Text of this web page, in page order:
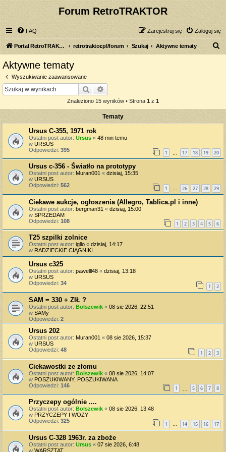
Forum RetroTRAKTOR
FAQ Zaloguj się
Zarejestruj się
Portal RetroTRAKTOR.pl retrotraktor.pl/forum Szukaj Aktywne tematy
Aktywne tematy
Wyszukiwanie zaawansowane
Szukaj
Znaleziono 15 wyników • Strona 1 z 1
Tematy
Ursus C-355, 1971 rok
Ostatni post autor: Ursus « 48 min temu
w URSUS
Odpowiedzi: 395 1 17 18 19 20
Ursus c-356 - Światło na prototypy
Ostatni post autor: Muran001 « dzisiaj, 15:35
w URSUS
Odpowiedzi: 562 1 … 26 27 28 29
Ciekawe aukcje, ogłoszenia (Allegro, Tablica.pl i inne)
Ostatni post autor: bergman31 « dzisiaj, 15:00
w SPRZEDAM
Odpowiedzi: 108 1 2 3 4 5 6
T25 szpilki zolnice
Ostatni post autor: igllo « dzisiaj, 14:17
w RADZIECKIE CIĄGNIKI
Ursus c325
Ostatni post autor: pawelll48 « dzisiaj, 13:18
w URSUS
Odpowiedzi: 34 1 2
SAM = 330 + ZIŁ ?
Ostatni post autor: Bolszewik « 08 sie 2026, 22:51
w SAMy
Odpowiedzi: 2
Ursus 202
Ostatni post autor: Muran001 « 08 sie 2026, 15:37
w URSUS
Odpowiedzi: 48 1 2 3
Ciekawostki ze złomu
Ostatni post autor: Bolszewik « 08 sie 2026, 14:07
w POSZUKIWANY, POSZUKIWANA
Odpowiedzi: 146 1 5 6 7 8
Przyczepy ogólnie ....
Ostatni post autor: Bolszewik « 08 sie 2026, 13:48
w PRZYCZEPY I WOZY
Odpowiedzi: 325 1 … 14 15 16 17
Ursus C-328 1963r. za zboże
Ostatni post autor: Ursus « 07 sie 2026, 6:48
w WARSZTAT